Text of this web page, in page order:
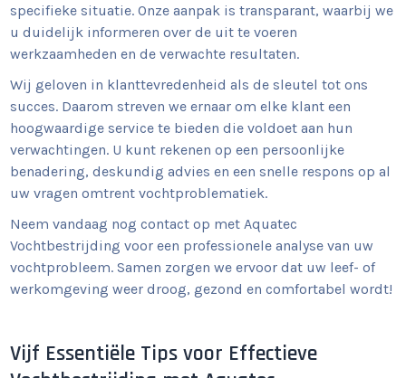
specifieke situatie. Onze aanpak is transparant, waarbij we
u duidelijk informeren over de uit te voeren
werkzaamheden en de verwachte resultaten.
Wij geloven in klanttevredenheid als de sleutel tot ons
succes. Daarom streven we ernaar om elke klant een
hoogwaardige service te bieden die voldoet aan hun
verwachtingen. U kunt rekenen op een persoonlijke
benadering, deskundig advies en een snelle respons op al
uw vragen omtrent vochtproblematiek.
Neem vandaag nog contact op met Aquatec
Vochtbestrijding voor een professionele analyse van uw
vochtprobleem. Samen zorgen we ervoor dat uw leef- of
werkomgeving weer droog, gezond en comfortabel wordt!
Vijf Essentiële Tips voor Effectieve